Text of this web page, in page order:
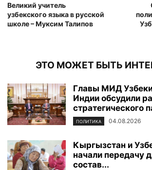
Великий учитель
узбекского языка в русской
школе – Муксим Талипов
ЭТО МОЖЕТ БЫТЬ
Главы МИД
Индии обсудили
стратегического
ПОЛИТИКА 04.08.2026
Кыргызстан и
начали передачу
состав...